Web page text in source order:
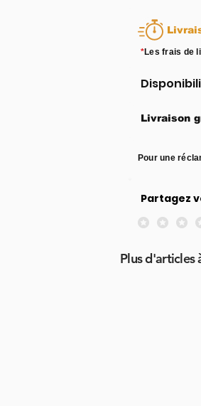
*Les frais de
Livraison
Pour une
Partagez
Aucune note
Plus d'articles